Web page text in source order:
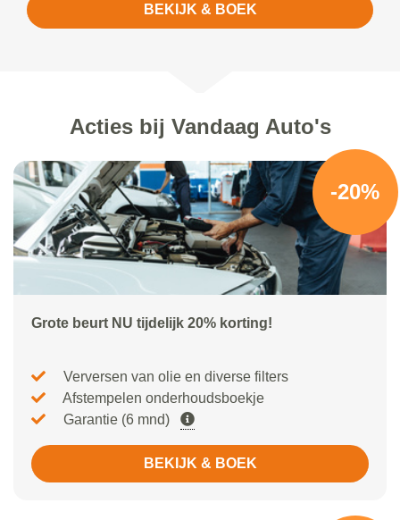
BEKIJK & BOEK
Acties bij Vandaag Auto's
-20%
Grote beurt NU tijdelijk 20% korting!
Verversen van olie en diverse filters
Afstempelen onderhoudsboekje
Garantie (6 mnd)
BEKIJK & BOEK